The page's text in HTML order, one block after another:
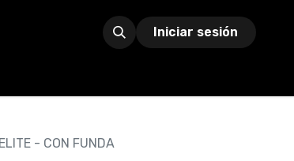
Iniciar sesión
- CON FUNDA